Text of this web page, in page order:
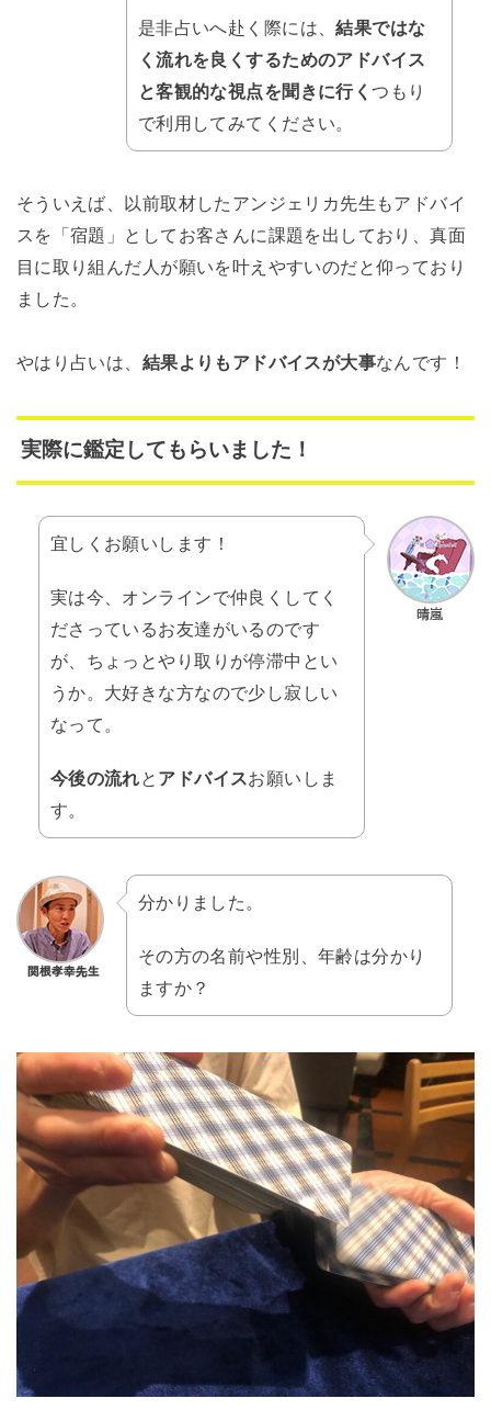
是非占いへ赴く際には、結果ではな
く流れを良くするためのアドバイス
と客観的な視点を聞きに行くつもり
で利用してみてください。
そういえば、以前取材したアンジェリカ先生もアドバイ
スを「宿題」としてお客さんに課題を出しており、真面
目に取り組んだ人が願いを叶えやすいのだと仰っており
ました。
やはり占いは、 結果よりもアドバイスが大事なんです！
実際に鑑定してもらいました！
宜しくお願いします！
実は今、オンラインで仲良くしてく
ださっているお友達がいるのです
が、ちょっとやり取りが停滞中とい
うか。大好きな方なので少し寂しい
なって。
今後の流れと アドバイスお願いしま
す。
分かりました。
その方の名前や性別、年齢は分かり
ますか？